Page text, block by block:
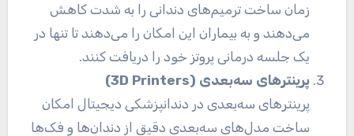
زمان ساخت ترمیم‌های دندانی را به شدت کاهش
می‌دهند و به بیماران این امکان را می‌دهند تا تنها در
یک جلسه درمانی پروتز خود را دریافت کنند.
پرینترهای سه‌بعدی (3D Printers)
پرینترهای سه‌بعدی در دندانپزشکی دیجیتال امکان
ساخت مدل‌های سه‌بعدی دقیق از دندان‌ها و فک‌ها